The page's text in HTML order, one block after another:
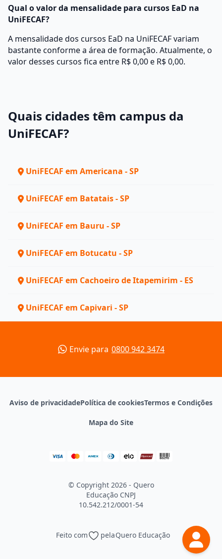
Continuar
Qual o valor da mensalidade para cursos EaD na
UniFECAF?
A mensalidade dos cursos EaD na UniFECAF variam
bastante conforme a área de formação. Atualmente, o
valor desses cursos fica entre R$ 0,00 e R$ 0,00.
Quais cidades têm campus da
UniFECAF?
UniFECAF em Americana - SP
UniFECAF em Batatais - SP
UniFECAF em Bauru - SP
UniFECAF em Botucatu - SP
UniFECAF em Cachoeiro de Itapemirim - ES
UniFECAF em Capivari - SP
Envie para 0800 942 3474
Aviso de privacidadePolítica de cookiesTermos e Condições
Mapa do Site
© Copyright 2026 - Quero
Educação CNPJ
10.542.212/0001-54
Feito com pelaQuero Educação